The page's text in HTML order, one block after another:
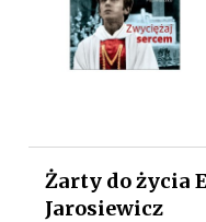
Żarty do życia
Jarosiewicz